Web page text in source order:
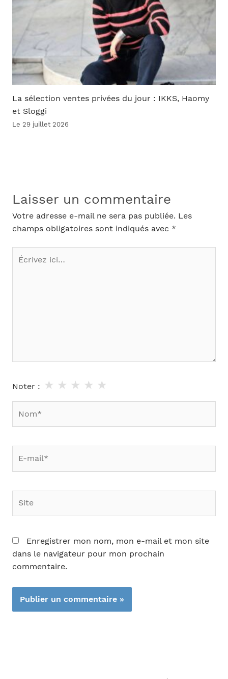
La sélection ventes privées du jour : IKKS, Haomy
et Sloggi
Le 29 juillet 2026
Laisser un commentaire
Votre adresse e-mail ne sera pas publiée. Les
champs obligatoires sont indiqués avec *
Écrivez
ici…
Noter : ★
★
★
★
★
Enregistrer mon nom, mon e-mail et mon site
dans le navigateur pour mon prochain
commentaire.